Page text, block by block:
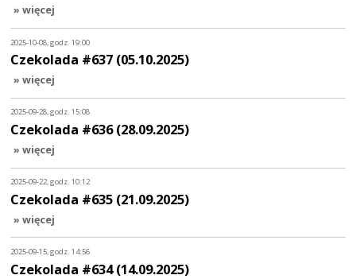
» więcej
2025-10-08, godz. 19:00
Czekolada #637 (05.10.2025)
» więcej
2025-09-28, godz. 15:08
Czekolada #636 (28.09.2025)
» więcej
2025-09-22, godz. 10:12
Czekolada #635 (21.09.2025)
» więcej
2025-09-15, godz. 14:56
Czekolada #634 (14.09.2025)